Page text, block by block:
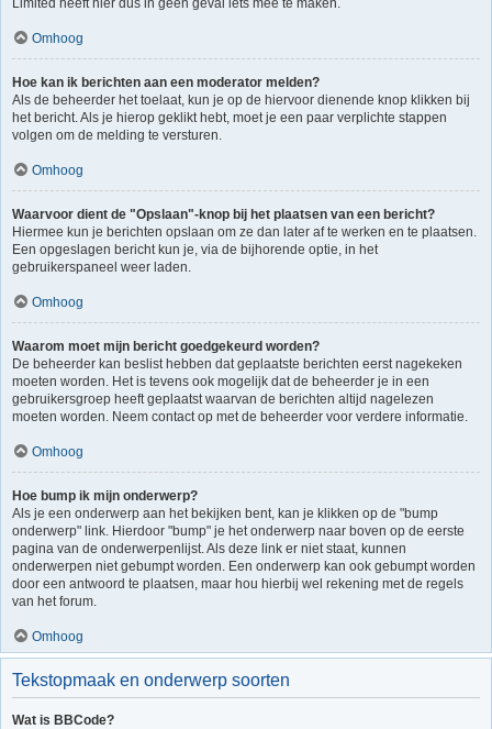
Limited heeft hier dus in geen geval iets mee te maken.
Omhoog
Hoe kan ik berichten aan een moderator melden?
Als de beheerder het toelaat, kun je op de hiervoor dienende knop klikken bij
het bericht. Als je hierop geklikt hebt, moet je een paar verplichte stappen
volgen om de melding te versturen.
Omhoog
Waarvoor dient de "Opslaan"-knop bij het plaatsen van een bericht?
Hiermee kun je berichten opslaan om ze dan later af te werken en te plaatsen.
Een opgeslagen bericht kun je, via de bijhorende optie, in het
gebruikerspaneel weer laden.
Omhoog
Waarom moet mijn bericht goedgekeurd worden?
De beheerder kan beslist hebben dat geplaatste berichten eerst nagekeken
moeten worden. Het is tevens ook mogelijk dat de beheerder je in een
gebruikersgroep heeft geplaatst waarvan de berichten altijd nagelezen
moeten worden. Neem contact op met de beheerder voor verdere informatie.
Omhoog
Hoe bump ik mijn onderwerp?
Als je een onderwerp aan het bekijken bent, kan je klikken op de "bump
onderwerp" link. Hierdoor "bump" je het onderwerp naar boven op de eerste
pagina van de onderwerpenlijst. Als deze link er niet staat, kunnen
onderwerpen niet gebumpt worden. Een onderwerp kan ook gebumpt worden
door een antwoord te plaatsen, maar hou hierbij wel rekening met de regels
van het forum.
Omhoog
Tekstopmaak en onderwerp soorten
Wat is BBCode?